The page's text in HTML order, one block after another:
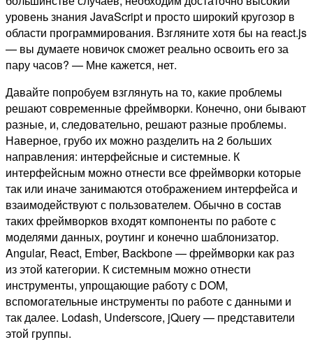
уровень знания JavaScript и просто широкий кругозор в
области программирования. Взгляните хотя бы на react.js
— вы думаете новичок сможет реально освоить его за
пару часов? — Мне кажется, нет.
Давайте попробуем взглянуть на то, какие проблемы
решают современные фреймворки. Конечно, они бывают
разные, и, следовательно, решают разные проблемы.
Наверное, грубо их можно разделить на 2 больших
направления: интерфейсные и системные. К
интерфейсным можно отнести все фреймворки которые
так или иначе занимаются отображением интерфейса и
взаимодействуют с пользователем. Обычно в состав
таких фреймворков входят компоненты по работе с
моделями данных, роутинг и конечно шаблонизатор.
Angular, React, Ember, Backbone — фреймворки как раз
из этой категории. К системным можно отнести
инструменты, упрощающие работу с DOM,
вспомогательные инструменты по работе с данными и
так далее. Lodash, Underscore, jQuery — представители
этой группы.